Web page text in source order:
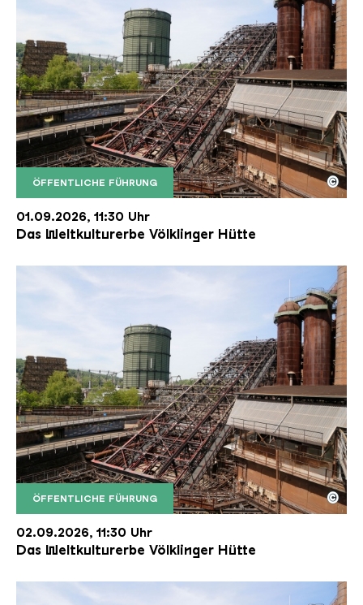
ÖFFENTLICHE FÜHRUNG
Der Erzschrägaufzug der Völklinger Hütte mit
Copyright: Weltkulturerbe Völklinger Hütte | Karl
©
01.09.2026, 11:30 Uhr
Das Weltkulturerbe Völklinger Hütte
ÖFFENTLICHE FÜHRUNG
Der Erzschrägaufzug der Völklinger Hütte mit
Copyright: Weltkulturerbe Völklinger Hütte | Karl
©
02.09.2026, 11:30 Uhr
Das Weltkulturerbe Völklinger Hütte